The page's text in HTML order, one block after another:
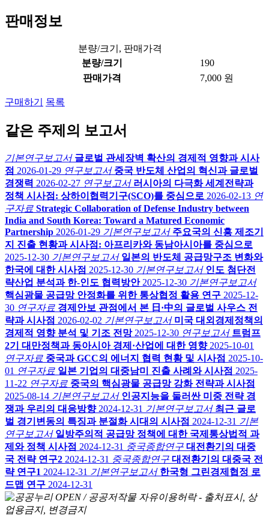
판매정보
분량/크기, 판매가격
분량/크기
190
판매가격
7,000 원
구매하기 목록
같은 주제의 보고서
기본연구보고서 글로벌 관세장벽 확산의 경제적 영향과 시사
점 2026-01-29 연구보고서 중국 반도체 산업의 혁신과 글로벌
경쟁력 2026-02-27 연구보고서 러시아의 다극화 세계전략과
정책 시사점: 상하이협력기구(SCO)를 중심으로 2026-02-13 연
구자료 Strategic Collaboration of Defense Industry between
India and South Korea: Toward a Matured Economic
Partnership 2026-01-29 기본연구보고서 주요국의 신흥 제조기
지 진출 현황과 시사점: 아프리카와 동남아시아를 중심으로
2025-12-30 기본연구보고서 일본의 반도체 공급망구조 변화와
한국에 대한 시사점 2025-12-30 기본연구보고서 인도 첨단전
략산업 분석과 한-인도 협력방안 2025-12-30 기본연구보고서
핵심광물 공급망 안정화를 위한 통상협정 활용 연구 2025-12-
30 연구자료 경제안보 관점에서 본 日·中의 글로벌 사우스 전
략과 시사점 2026-02-02 기본연구보고서 미국 대외경제정책의
경제적 영향 분석 및 기조 전망 2025-12-30 연구보고서 트럼프
2기 대만정책과 동아시아 경제·산업에 대한 영향 2025-10-01
연구자료 중국과 GCC의 에너지 협력 현황 및 시사점 2025-10-
01 연구자료 일본 기업의 대중남미 진출 사례와 시사점 2025-
11-22 연구자료 중국의 핵심광물 공급망 강화 전략과 시사점
2025-08-14 기본연구보고서 인공지능을 둘러싼 미중 전략 경
쟁과 우리의 대응방향 2024-12-31 기본연구보고서 최근 글로
벌 경기변동의 특징과 분절화 시대의 시사점 2024-12-31 기본
연구보고서 일방주의적 공급망 정책에 대한 국제통상법적 과
제와 정책 시사점 2024-12-31 중국종합연구 대전환기의 대중
국 전략 연구2 2024-12-31 중국종합연구 대전환기의 대중국 전
략 연구1 2024-12-31 기본연구보고서 한국형 그린경제협정 로
드맵 연구 2024-12-31